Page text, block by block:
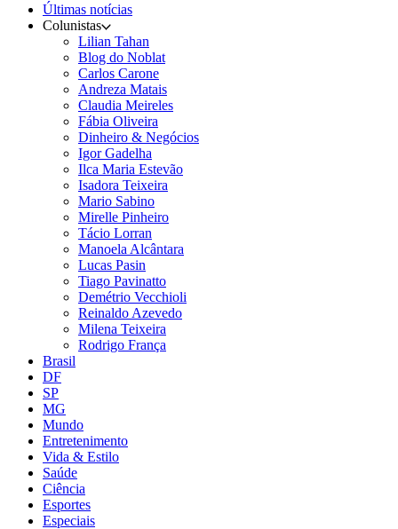
Últimas notícias
Colunistas
Lilian Tahan
Blog do Noblat
Carlos Carone
Andreza Matais
Claudia Meireles
Fábia Oliveira
Dinheiro & Negócios
Igor Gadelha
Ilca Maria Estevão
Isadora Teixeira
Mario Sabino
Mirelle Pinheiro
Tácio Lorran
Manoela Alcântara
Lucas Pasin
Tiago Pavinatto
Demétrio Vecchioli
Reinaldo Azevedo
Milena Teixeira
Rodrigo França
Brasil
DF
SP
MG
Mundo
Entretenimento
Vida & Estilo
Saúde
Ciência
Esportes
Especiais